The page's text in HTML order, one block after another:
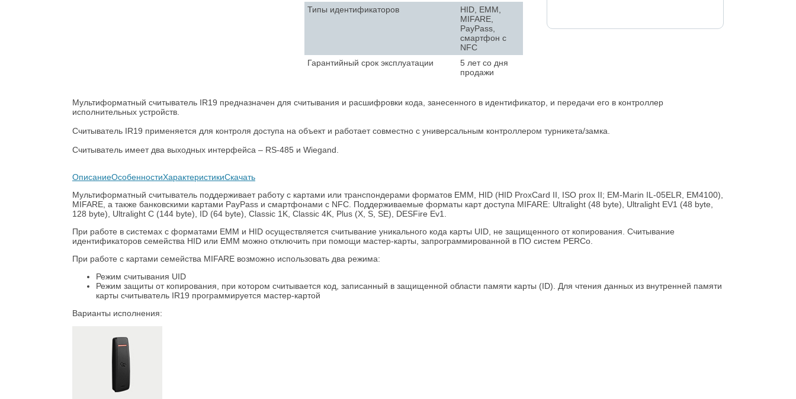
Типы идентификаторов
HID, EMM,
MIFARE,
PayPass,
смартфон с
NFC
Гарантийный срок эксплуатации
5 лет со дня
продажи
Мультиформатный считыватель IR19 предназначен для считывания и расшифровки кода, занесенного в идентификатор, и передачи его в контроллер
исполнительных устройств.
Считыватель IR19 применяется для контроля доступа на объект и работает совместно с универсальным контроллером турникета/замка.
Считыватель имеет два выходных интерфейса – RS-485 и Wiegand.
ОписаниеОсобенностиХарактеристикиСкачать
Мультиформатный считыватель поддерживает работу с картами или транспондерами форматов EMM, HID (HID ProxCard II, ISO prox II; EM-Marin IL-05ELR, ЕМ4100),
MIFARE, а также банковскими картами PayPass и смартфонами с NFC. Поддерживаемые форматы карт доступа MIFARE: Ultralight (48 byte), Ultralight EV1 (48 byte,
128 byte), Ultralight C (144 byte), ID (64 byte), Classic 1K, Classic 4K, Plus (X, S, SE), DESFire Ev1.
При работе в системах с форматами EMM и HID осуществляется считывание уникального кода карты UID, не защищенного от копирования. Считывание
идентификаторов семейства HID или EMM можно отключить при помощи мастер-карты, запрограммированной в ПО систем PERCo.
При работе с картами семейства MIFARE возможно использовать два режима:
Режим считывания UID
Режим защиты от копирования, при котором считывается код, записанный в защищенной области памяти карты (ID). Для чтения данных из внутренней памяти
карты считыватель IR19 программируется мастер-картой
Варианты исполнения: